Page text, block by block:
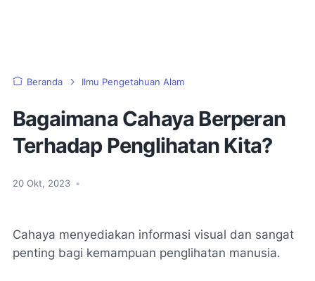
Beranda Ilmu Pengetahuan Alam
Bagaimana Cahaya Berperan
Terhadap Penglihatan Kita?
20 Okt, 2023 •
Cahaya menyediakan informasi visual dan sangat
penting bagi kemampuan penglihatan manusia.